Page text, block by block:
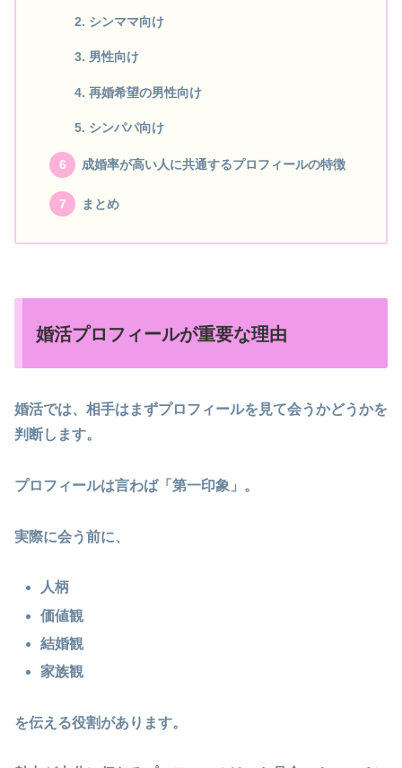
シンママ向け
男性向け
再婚希望の男性向け
シンパパ向け
成婚率が高い人に共通するプロフィールの特徴
まとめ
婚活プロフィールが重要な理由
婚活では、相手はまずプロフィールを見て会うかどうかを
判断します。
プロフィールは言わば「第一印象」。
実際に会う前に、
人柄
価値観
結婚観
家族観
を伝える役割があります。